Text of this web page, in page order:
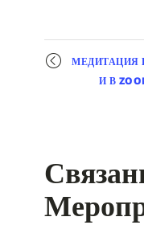
МЕДИТАЦИЯ
И В